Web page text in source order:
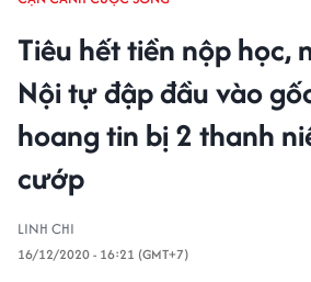
Tiêu hết tiền nộp học,
Nội tự đập đầu vào
hoang tin bị 2 thanh
cướp
LINH CHI
16/12/2020 - 16:21 (GMT+7)